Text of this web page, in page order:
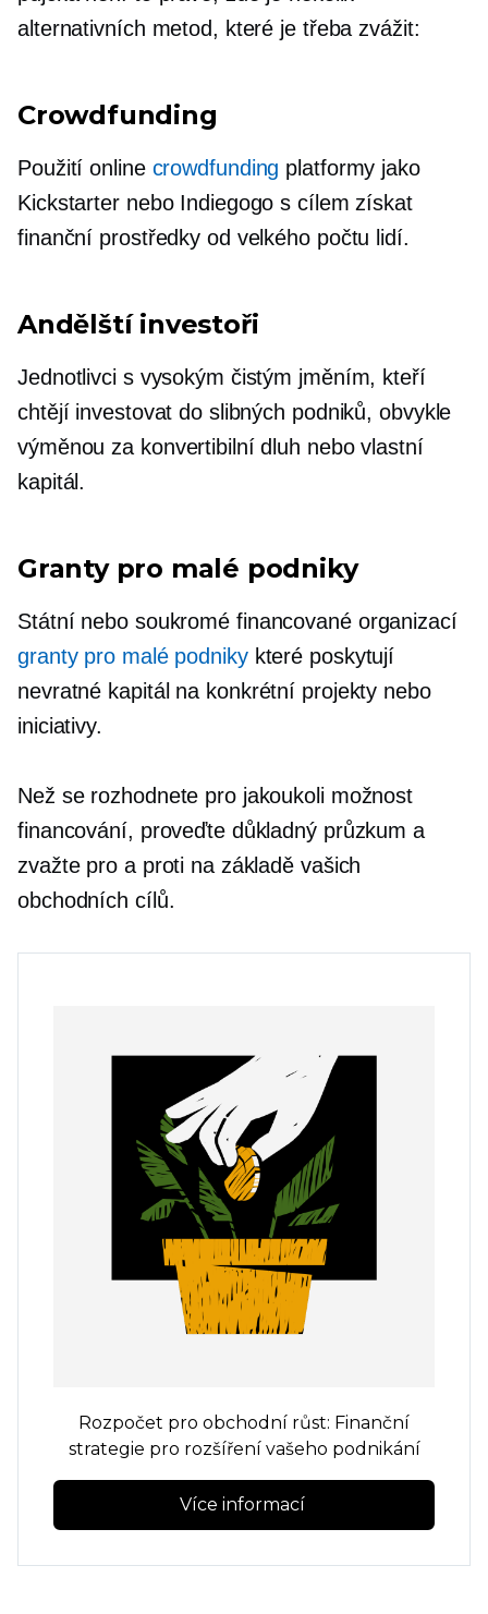
alternativních metod, které je třeba zvážit:
Crowdfunding
Použití online crowdfunding platformy jako
Kickstarter nebo Indiegogo s cílem získat
finanční prostředky od velkého počtu lidí.
Andělští investoři
Jednotlivci s vysokým čistým jměním, kteří
chtějí investovat do slibných podniků, obvykle
výměnou za konvertibilní dluh nebo vlastní
kapitál.
Granty pro malé podniky
Státní nebo soukromé financované organizací
granty pro malé podnikykteré poskytují
nevratné kapitál na konkrétní projekty nebo
iniciativy.
Než se rozhodnete pro jakoukoli možnost
financování, proveďte důkladný průzkum a
zvažte pro a proti na základě vašich
obchodních cílů.
Rozpočet pro obchodní růst: Finanční
strategie pro rozšíření vašeho podnikání
Více informací